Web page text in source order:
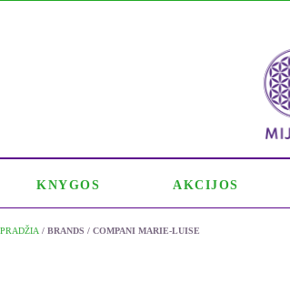
KNYGOS AKCIJOS
PRADŽIA / BRANDS / COMPANI MARIE-LUISE